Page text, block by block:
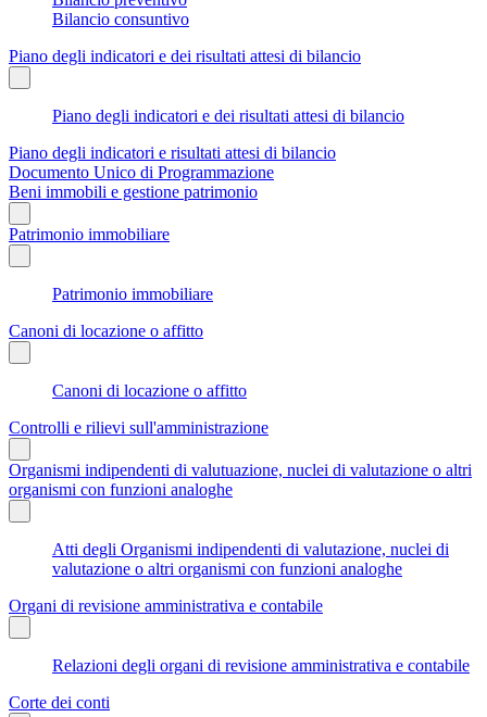
Bilancio consuntivo
Piano degli indicatori e dei risultati attesi di bilancio
Piano degli indicatori e dei risultati attesi di bilancio
Piano degli indicatori e risultati attesi di bilancio
Documento Unico di Programmazione
Beni immobili e gestione patrimonio
Patrimonio immobiliare
Patrimonio immobiliare
Canoni di locazione o affitto
Canoni di locazione o affitto
Controlli e rilievi sull'amministrazione
Organismi indipendenti di valutuazione, nuclei di valutazione o altri
organismi con funzioni analoghe
Atti degli Organismi indipendenti di valutazione, nuclei di
valutazione o altri organismi con funzioni analoghe
Organi di revisione amministrativa e contabile
Relazioni degli organi di revisione amministrativa e contabile
Corte dei conti